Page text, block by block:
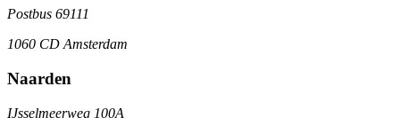
Postbus 69111
1060 CD Amsterdam
Naarden
IJsselmeerweg 100A